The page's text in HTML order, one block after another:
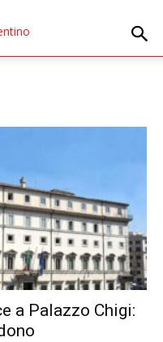
a Palazzo Chigi: